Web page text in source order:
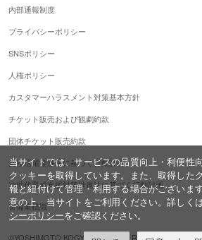
内部通報制度
プライバシーポリシー
SNSポリシー
人権ポリシー
カスタマーハラスメント対策基本方針
チケット販売および観劇約款
団体チケット販売約款
女性活躍推進法に基づく行動計画
次世代育成支援対策推進法に基づく行動計画
警備業標識
©YOSHIMOTO KOGYO,ALL Rights Reserved.
当サイトでは、サービスの品質向上・利便性
クッキーを取得しています。また、取得した
報と紐付けて管理・利用する場合がございま
意の上、当サイトをご利用ください。詳しく
シーポリシーをご確認ください。